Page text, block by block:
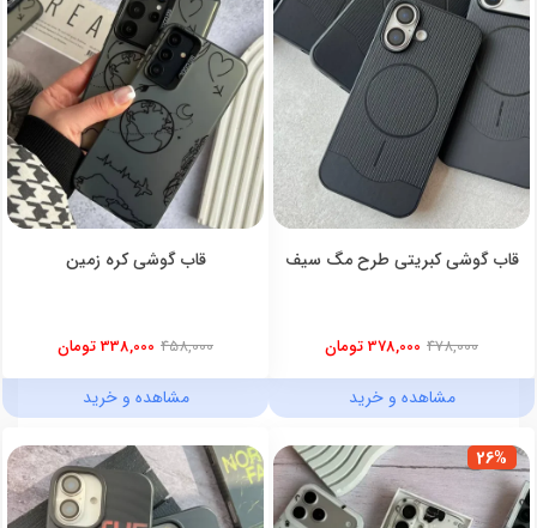
قاب گوشی کبریتی طرح مگ سیف
478,000 378,000 تومان
مشاهده و خرید
قاب گوشی کره زمین
458,000 338,000 تومان
مشاهده و خرید
26%